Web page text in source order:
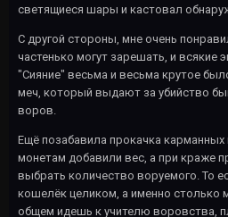
светящиеся шары и кастовал
С другой стороны, мне очень
частенько могут зарешать, и всякие
"Сияние" весьма и весьма крутое
меч, который выдают за убийство
воров.
Ещё позабавила прокачка
монетам добавили вес, а при краже
выбрать количество воруемого. То
кошелёк целиком, а именно столько
общем идешь к учителю воровства,